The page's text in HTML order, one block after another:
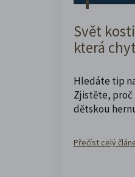
Svět
která
Hledáte tip
Zjistěte, proč
dětskou
Přečíst celý